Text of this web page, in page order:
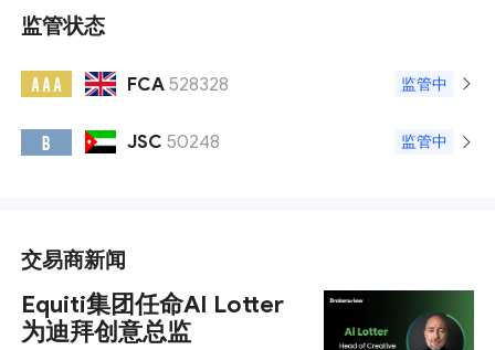
监管状态
A A A FCA 528328 监管中
B JSC 50248 监管中
交易商新闻
Equiti集团任命Al Lotter
为迪拜创意总监